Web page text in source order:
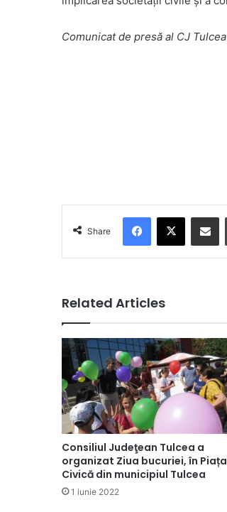
Comunicat de presă al CJ Tulcea
Share
Related Articles
Consiliul Judeţean Tulcea a
organizat Ziua bucuriei, în Piața
Civică din municipiul Tulcea
1 iunie 2022